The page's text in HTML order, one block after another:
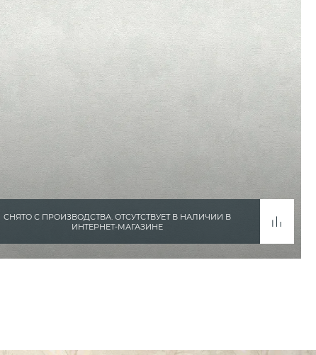
СНЯТО С ПРОИЗВОДСТВА. ОТСУТСТВУЕТ В НАЛИЧИИ В
ИНТЕРНЕТ-МАГАЗИНЕ